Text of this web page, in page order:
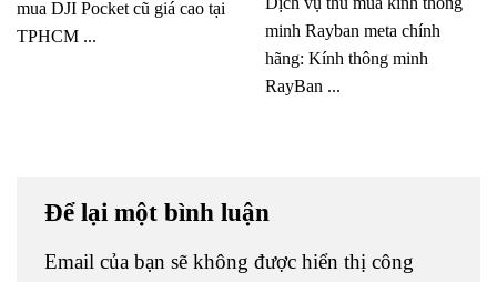
mua DJI Pocket cũ giá cao tại
TPHCM ...
minh Rayban meta chính
hãng: Kính thông minh
RayBan ...
Để lại một bình luận
Email của bạn sẽ không được hiển thị công